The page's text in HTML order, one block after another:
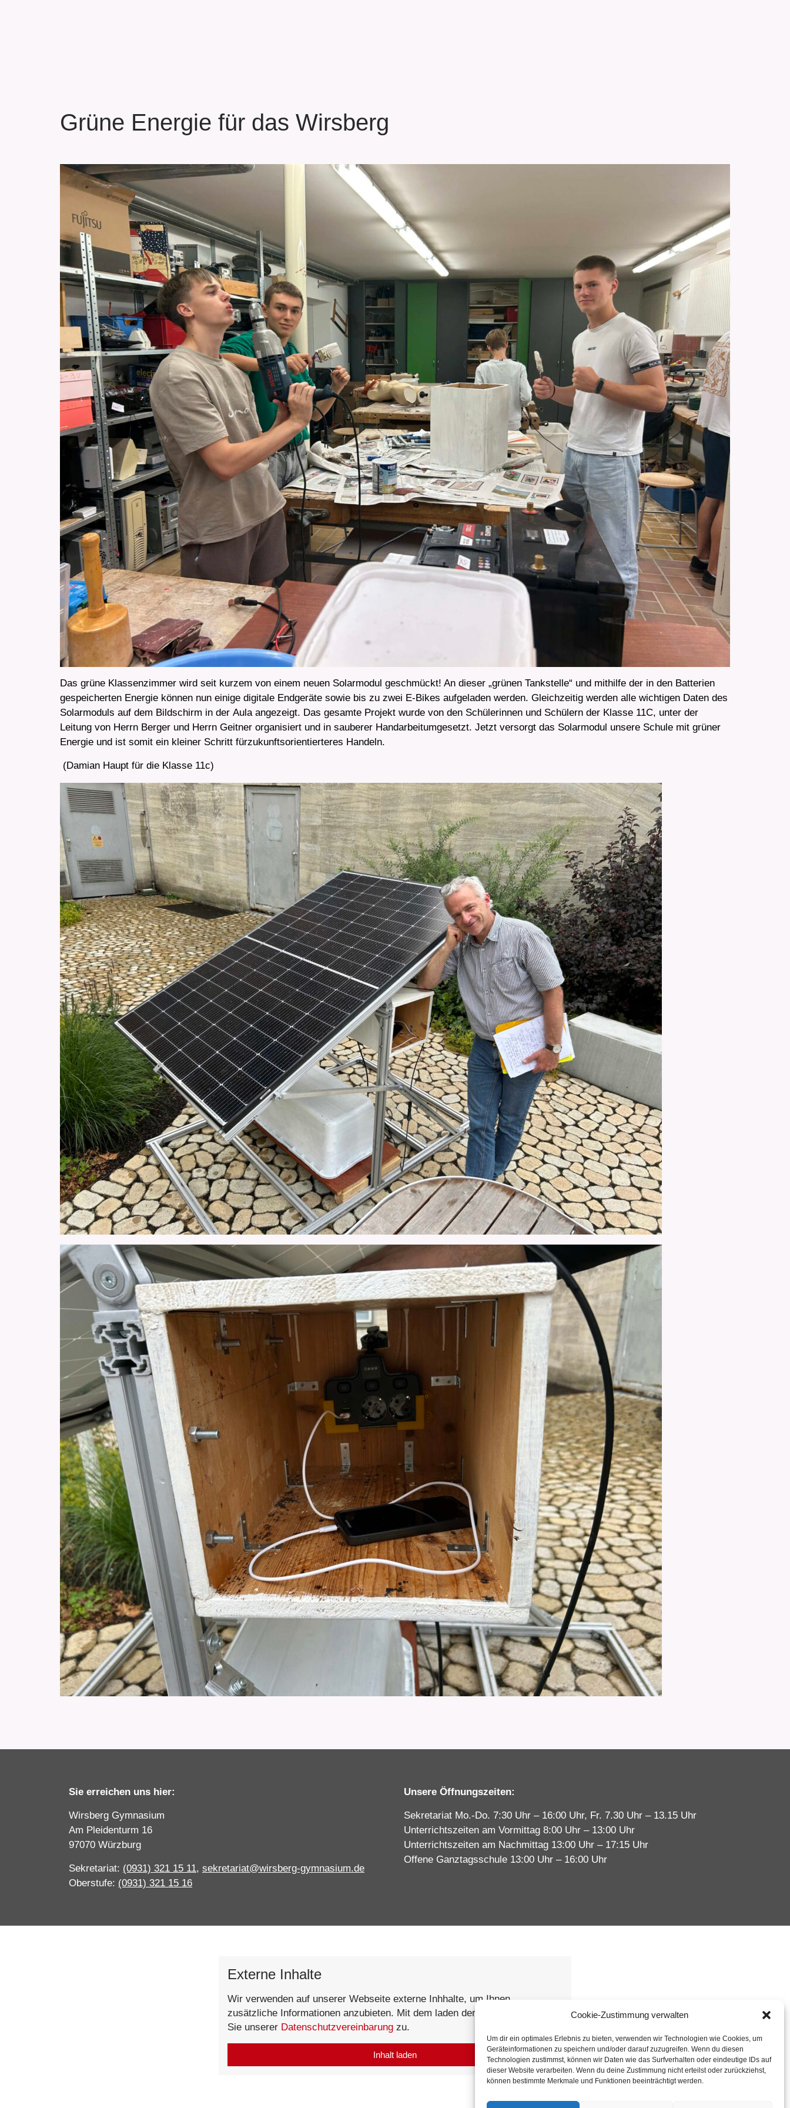
Cookie-Zustimmung verwalten
Um dir ein optimales Erlebnis zu bieten, verwenden wir Technologien wie Cookies, um
Geräteinformationen zu speichern und/oder darauf zuzugreifen. Wenn du diesen
Technologien zustimmst, können wir Daten wie das Surfverhalten oder eindeutige IDs auf
dieser Website verarbeiten. Wenn du deine Zustimmung nicht erteilst oder zurückziehst,
können bestimmte Merkmale und Funktionen beeinträchtigt werden.
Grüne Energie für das Wirsberg
Das grüne Klassenzimmer wird seit kurzem von einem neuen Solarmodul geschmückt! An dieser „grünen Tankstelle“ und mithilfe der in den Batterien
gespeicherten Energie können nun einige digitale Endgeräte sowie bis zu zwei E-Bikes aufgeladen werden. Gleichzeitig werden alle wichtigen Daten des
Solarmoduls auf dem Bildschirm in der Aula angezeigt. Das gesamte Projekt wurde von den Schülerinnen und Schülern der Klasse 11C, unter der
Leitung von Herrn Berger und Herrn Geitner organisiert und in sauberer Handarbeitumgesetzt. Jetzt versorgt das Solarmodul unsere Schule mit grüner
Energie und ist somit ein kleiner Schritt fürzukunftsorientierteres Handeln.
(Damian Haupt für die Klasse 11c)
Sie erreichen uns hier:
Wirsberg Gymnasium
Am Pleidenturm 16
97070 Würzburg
Sekretariat: (0931) 321 15 11, sekretariat@wirsberg-gymnasium.de
Oberstufe: (0931) 321 15 16
Unsere Öffnungszeiten:
Sekretariat Mo.-Do. 7:30 Uhr – 16:00 Uhr, Fr. 7.30 Uhr – 13.15 Uhr
Unterrichtszeiten am Vormittag 8:00 Uhr – 13:00 Uhr
Unterrichtszeiten am Nachmittag 13:00 Uhr – 17:15 Uhr
Offene Ganztagsschule 13:00 Uhr – 16:00 Uhr
Externe Inhalte
Wir verwenden auf unserer Webseite externe Inhhalte, um Ihnen
zusätzliche Informationen anzubieten. Mit dem laden der Inhalte stimmen
Sie unserer Datenschutzvereinbarung zu.
Inhalt laden